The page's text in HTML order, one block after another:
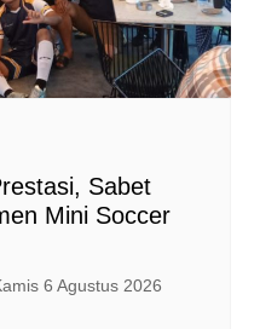
Sabet
Mini Soccer
6 Agustus 2026